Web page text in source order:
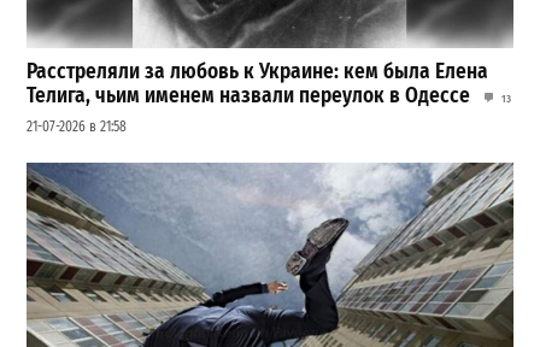
Расстреляли за любовь к Украине: кем была Елена
Телига, чьим именем назвали переулок в Одессе
13
21-07-2026 в 21:58